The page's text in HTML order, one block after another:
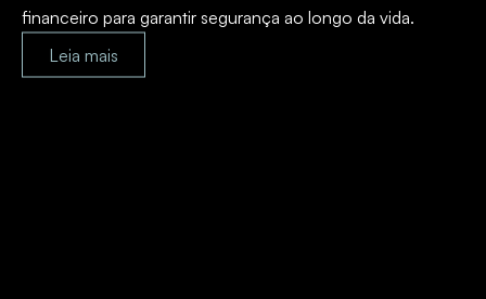
financeiro para garantir segurança ao longo da vida.
Leia mais